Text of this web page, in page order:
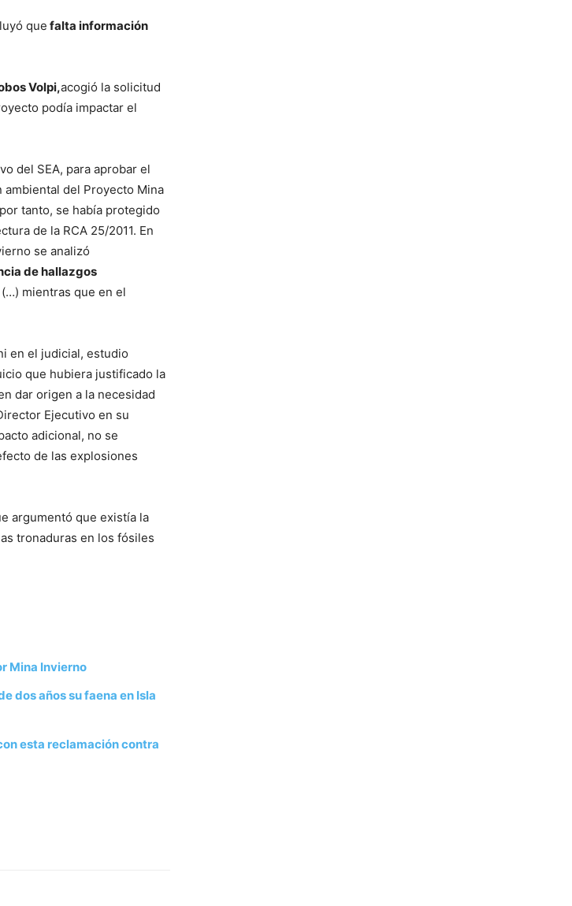
que falta información
Volpi,acogió la solicitud
podía impactar el
del SEA, para aprobar el
del Proyecto Mina
tanto, se había protegido
de la RCA 25/2011. En
se analizó
de hallazgos
(…) mientras que en el
en el judicial, estudio
que hubiera justificado la
dar origen a la necesidad
Ejecutivo en su
adicional, no se
de las explosiones
argumentó que existía la
tronaduras en los fósiles
Mina Invierno
dos años su faena en Isla
esta reclamación contra